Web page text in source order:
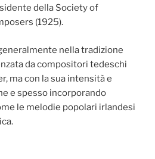
della Society of
(1925).
nella tradizione
da compositori tedeschi
ma con la sua intensità e
e spesso incorporando
le melodie popolari irlandesi